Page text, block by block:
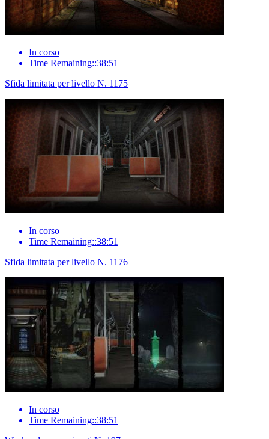
In corso
Time Remaining::38:51
Sfida limitata per livello N. 1175
In corso
Time Remaining::38:51
Sfida limitata per livello N. 1176
In corso
Time Remaining::38:51